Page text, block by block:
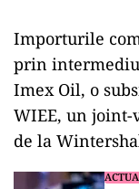
Importurile
prin
Imex Oil, o
WIEE, un
de la